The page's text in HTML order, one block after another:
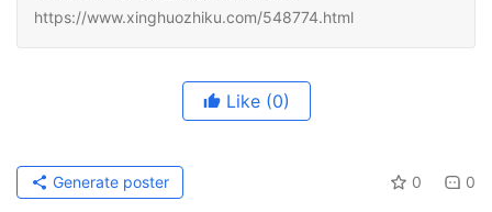
https://www.xinghuozhiku.com/548774.html
Like (0)
0 0
Generate poster